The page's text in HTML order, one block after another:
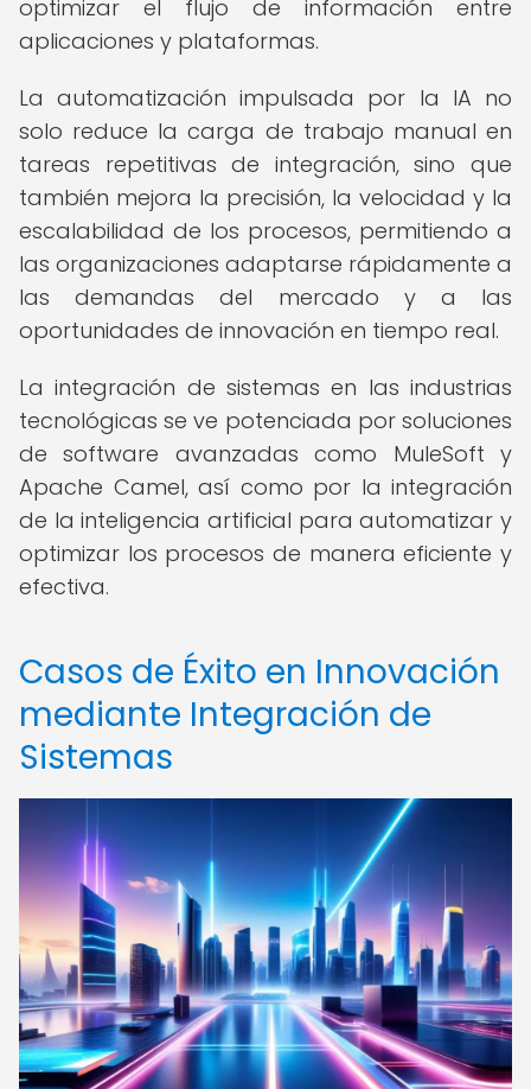
optimizar el flujo de información entre
aplicaciones y plataformas.
La automatización impulsada por la IA no
solo reduce la carga de trabajo manual en
tareas repetitivas de integración, sino que
también mejora la precisión, la velocidad y la
escalabilidad de los procesos, permitiendo a
las organizaciones adaptarse rápidamente a
las demandas del mercado y a las
oportunidades de innovación en tiempo real.
La integración de sistemas en las industrias
tecnológicas se ve potenciada por soluciones
de software avanzadas como MuleSoft y
Apache Camel, así como por la integración
de la inteligencia artificial para automatizar y
optimizar los procesos de manera eficiente y
efectiva.
Casos de Éxito en Innovación
mediante Integración de
Sistemas